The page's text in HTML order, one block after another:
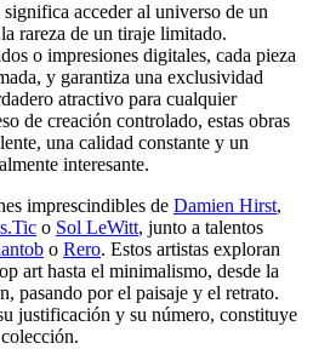
acceder al universo de un
rareza de un tiraje limitado.
o impresiones digitales, cada pieza
y garantiza una exclusividad
atractivo para cualquier
de creación controlado, estas obras
una calidad constante y un
interesante.
imprescindibles de Damien Hirst,
o Sol LeWitt, junto a talentos
o Rero. Estos artistas exploran
art hasta el minimalismo, desde la
pasando por el paisaje y el retrato.
justificación y su número, constituye